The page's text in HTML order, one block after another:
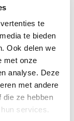
te
te bieden
Ook delen we
met onze
analyse. Deze
met andere
die ze hebben
services.
u